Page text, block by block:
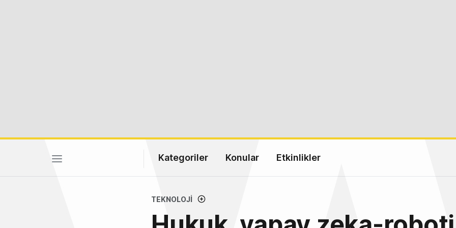
Kategoriler Konular Etkinlikler
TEKNOLOJI